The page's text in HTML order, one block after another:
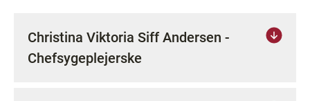
Christina Viktoria Siff Andersen -
Chefsygeplejerske